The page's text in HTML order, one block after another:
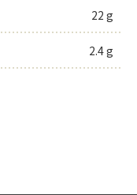
22 g
2.4 g